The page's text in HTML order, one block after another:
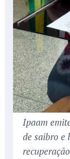
Ipaam
de saibro e